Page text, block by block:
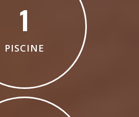
1
PISCINE